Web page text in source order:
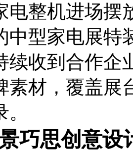
电整机进场摆
中型家电展特
续收到合作企
素材，覆盖展
巧思创意设